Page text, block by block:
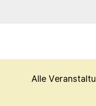
Alle